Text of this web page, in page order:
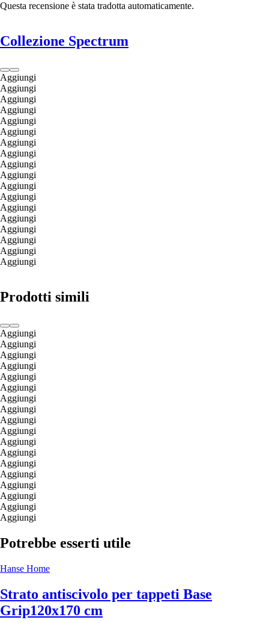
Questa recensione è stata tradotta automaticamente.
Collezione Spectrum
Aggiungi
Aggiungi
Aggiungi
Aggiungi
Aggiungi
Aggiungi
Aggiungi
Aggiungi
Aggiungi
Aggiungi
Aggiungi
Aggiungi
Aggiungi
Aggiungi
Aggiungi
Aggiungi
Aggiungi
Aggiungi
Prodotti simili
Aggiungi
Aggiungi
Aggiungi
Aggiungi
Aggiungi
Aggiungi
Aggiungi
Aggiungi
Aggiungi
Aggiungi
Aggiungi
Aggiungi
Aggiungi
Aggiungi
Aggiungi
Aggiungi
Aggiungi
Aggiungi
Potrebbe esserti utile
Hanse Home
Strato antiscivolo per tappeti Base
Grip120x170 cm